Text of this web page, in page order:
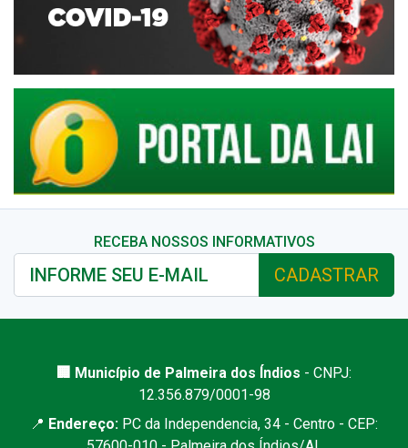
RECEBA NOSSOS INFORMATIVOS
CADASTRAR
🏢 Município de Palmeira dos Índios - CNPJ:
12.356.879/0001-98
📍 Endereço: PC da Independencia, 34 - Centro - CEP: